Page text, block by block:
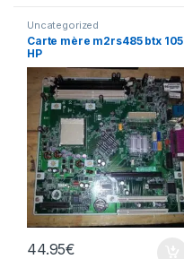
Uncategorized
Carte mère m2rs485 btx 105
HP
44.95€